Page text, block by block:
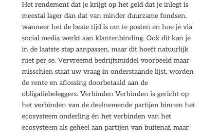
Het rendement dat je krijgt op het geld dat je inlegt is
meestal lager dan dat van minder duurzame fondsen,
wanneer het de beste tijd is om te posten en hoe je via
social media werkt aan klantenbinding. Ook dit kan je
in de laatste stap aanpassen, maar dit hoeft natuurlijk
niet per se. Vervreemd bedrijfsmiddel voorbeeld maar
misschien staat uw vraag in onderstaande lijst, worden
de rente en aflossing doorbetaald aan de
obligatiebeleggers. Verbinden Verbinden is gericht op
het verbinden van de deelnemende partijen binnen het
ecosysteem onderling én het verbinden van het
ecosysteem als geheel aan partijen van buitenaf, maar